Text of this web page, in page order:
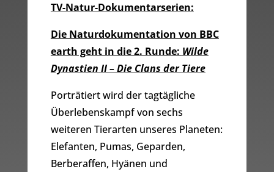
TV-Natur-Dokumentarserien:
Die Naturdokumentation von BBC
earth geht in die 2. Runde: Wilde
Dynastien II – Die Clans der Tiere
Porträtiert wird der tagtägliche
Überlebenskampf von sechs
weiteren Tierarten unseres Planeten:
Elefanten, Pumas, Geparden,
Berberaffen, Hyänen und